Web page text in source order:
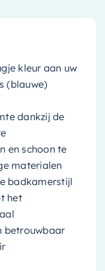
kleur aan uw
(blauwe)
dankzij de
en schoon te
materialen
badkamerstijl
het
betrouwbaar